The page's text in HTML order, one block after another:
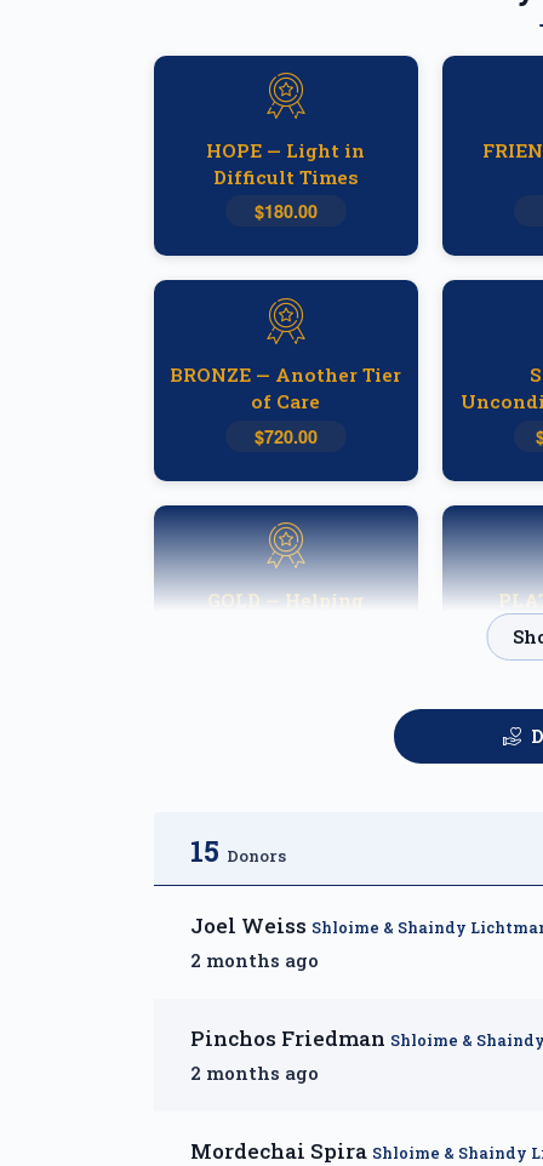
HOPE — Light in
Difficult Times
$180.00
BRONZE — Another Tier
of Care
$720.00
GOLD — Helping
15 Donors
Joel Weiss Shloime & Shaindy
2 months ago
Pinchos Friedman Shloime &
2 months ago
Mordechai Spira Shloime & Shaindy